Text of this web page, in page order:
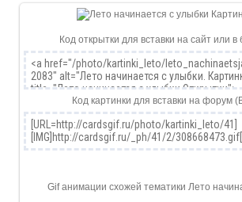
Код открытки для вставки на сайт или в
Код картинки для вставки на форум
Gif анимации схожей тематики Лето